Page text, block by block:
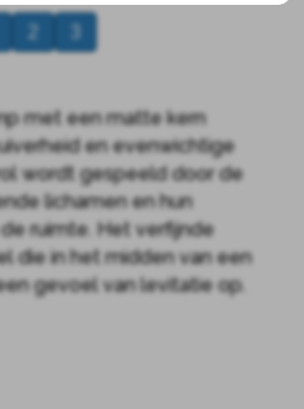
met een matte kern
en evenwichtige
wordt gespeeld door de
lichamen en hun
ruimte. Het verfijnde
die in het midden van een
gevoel van levitatie op.